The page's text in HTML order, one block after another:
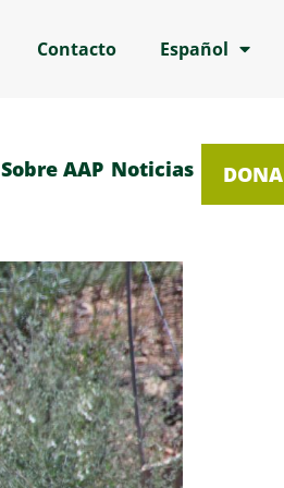
Contacto Español
Sobre AAP Noticias DONA